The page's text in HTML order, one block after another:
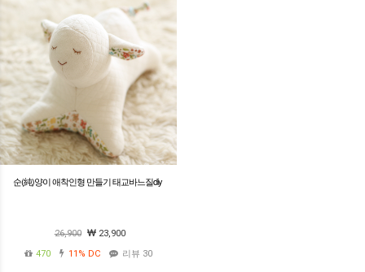
순(純)양이 애착인형 만들기 태교바느질diy
26,900
23,900
470
11% DC 리뷰 30